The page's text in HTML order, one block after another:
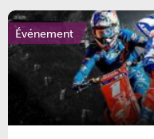
Événement